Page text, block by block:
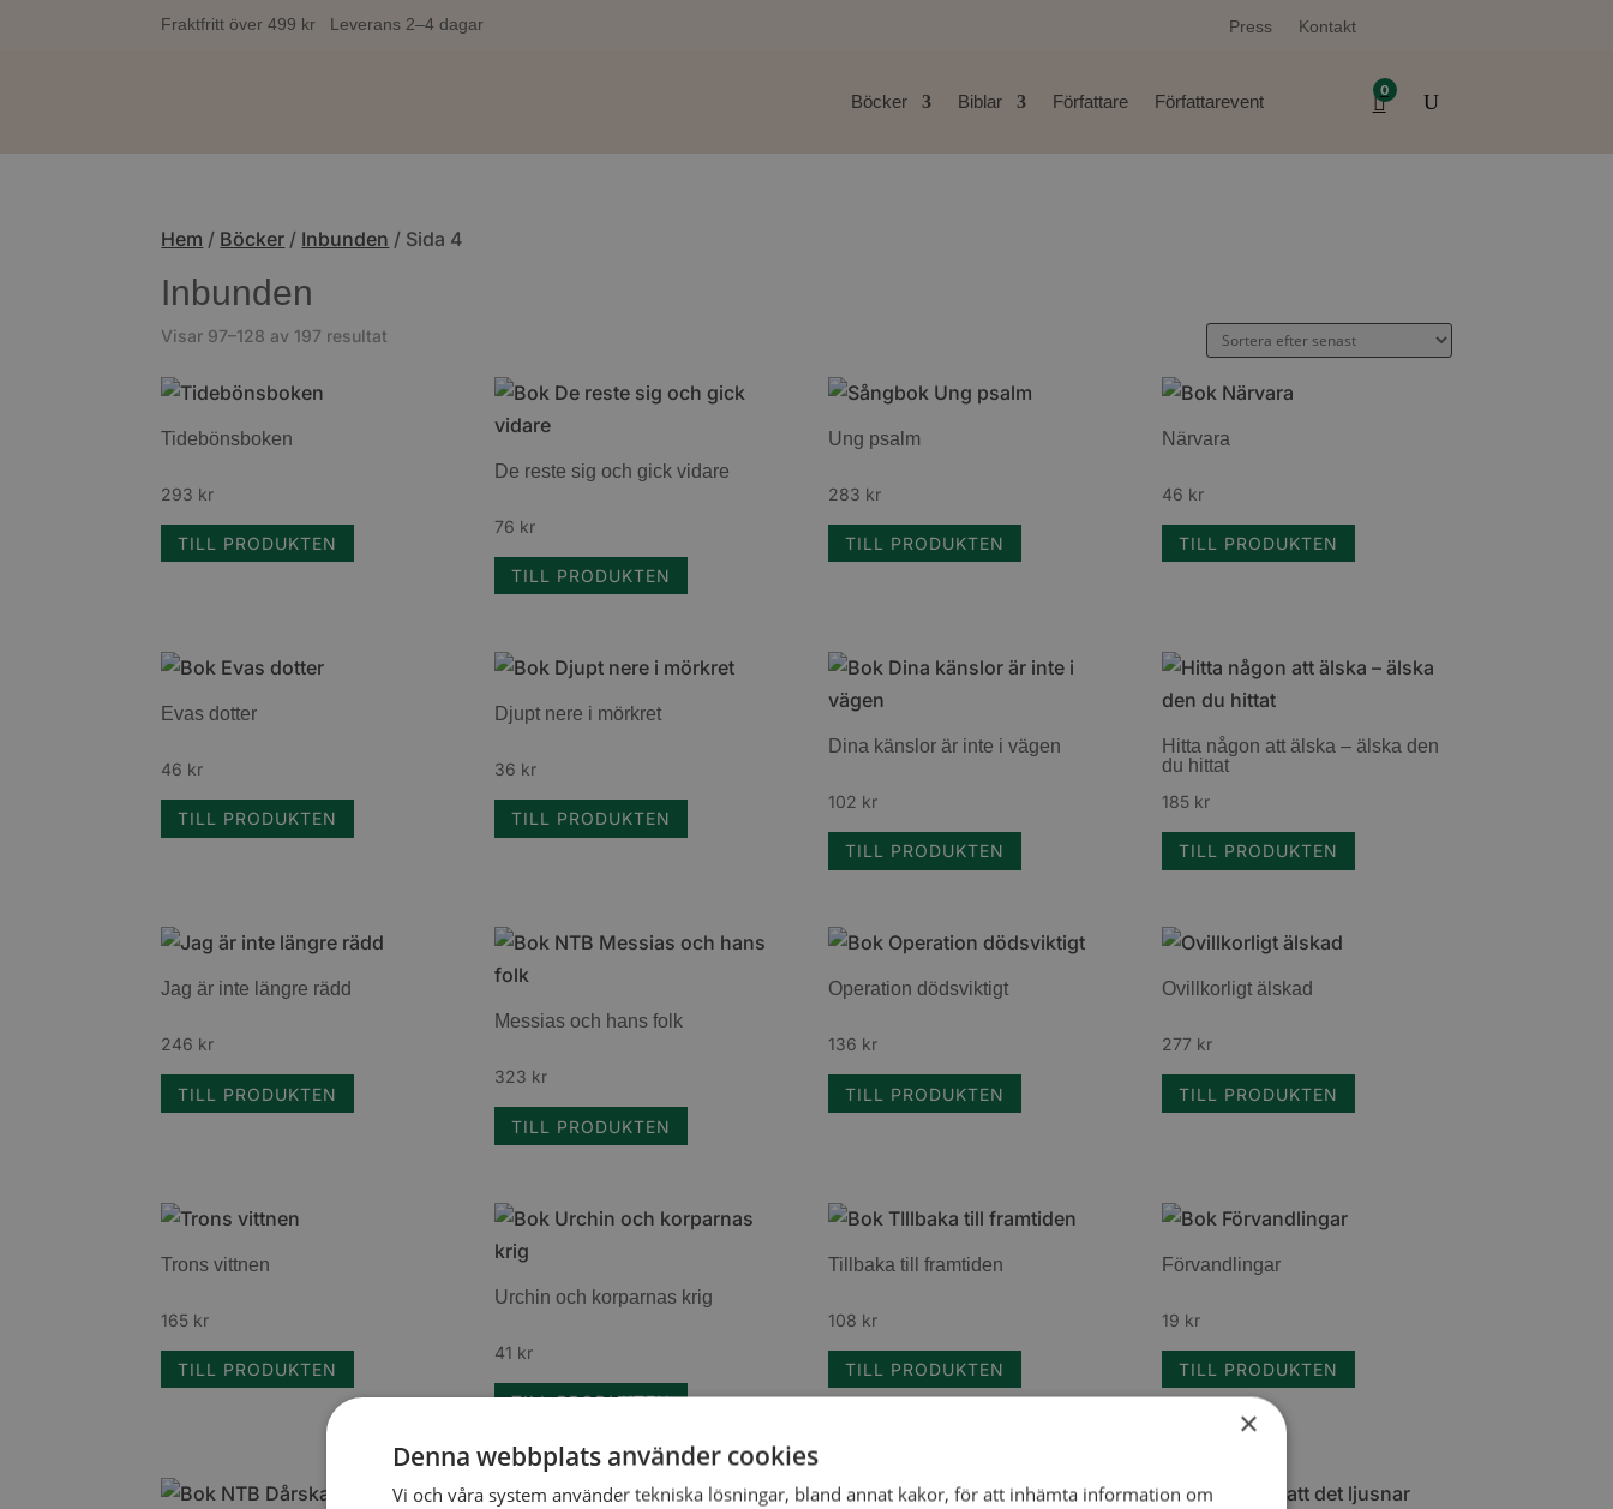
Fraktfritt över 499 kr Leverans 2–4 dagar Press Kontakt
Böcker Biblar Författare Författarevent
0
Hem / Böcker / Inbunden / Sida 4
Inbunden
Visar 97–128 av 197 resultat
Tidebönsboken
293 kr
TILL PRODUKTEN
De reste sig och gick vidare
76 kr
TILL PRODUKTEN
Ung psalm
283 kr
TILL PRODUKTEN
Närvara
46 kr
TILL PRODUKTEN
Evas dotter
46 kr
TILL PRODUKTEN
Djupt nere i mörkret
36 kr
TILL PRODUKTEN
Dina känslor är inte i vägen
102 kr
TILL PRODUKTEN
Hitta någon att älska – älska den
du hittat
185 kr
TILL PRODUKTEN
Jag är inte längre rädd
246 kr
TILL PRODUKTEN
Messias och hans folk
323 kr
TILL PRODUKTEN
Operation dödsviktigt
136 kr
TILL PRODUKTEN
Ovillkorligt älskad
277 kr
TILL PRODUKTEN
Trons vittnen
165 kr
TILL PRODUKTEN
Urchin och korparnas krig
41 kr
TILL PRODUKTEN
Tillbaka till framtiden
108 kr
TILL PRODUKTEN
Förvandlingar
19 kr
TILL PRODUKTEN
×
Denna webbplats använder cookies
Vi och våra system använder tekniska lösningar, bland annat kakor, för att inhämta information om